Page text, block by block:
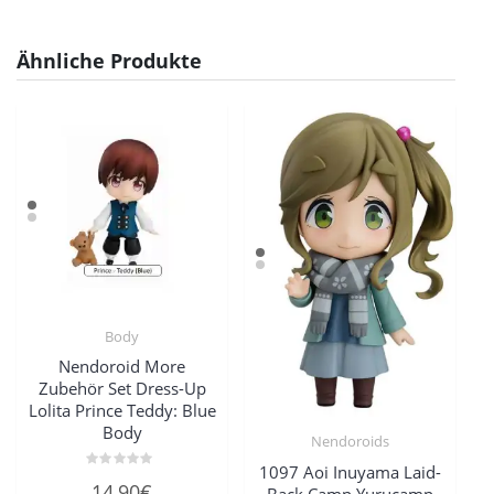
Ähnliche Produkte
Body
Nendoroid More
Zubehör Set Dress-Up
Lolita Prince Teddy: Blue
Body
Nendoroids
1097 Aoi Inuyama Laid-